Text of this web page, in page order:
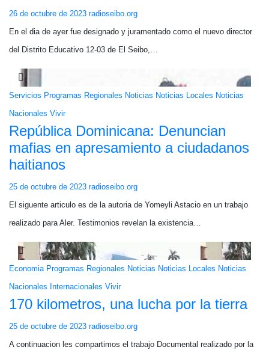
26 de octubre de 2023 radioseibo.org
En el dia de ayer fue designado y juramentado como el nuevo director
del Distrito Educativo 12-03 de El Seibo,…
Servicios Programas Regionales Noticias Noticias Locales Noticias
Nacionales Vivir
República Dominicana: Denuncian
mafias en apresamiento a ciudadanos
haitianos
25 de octubre de 2023 radioseibo.org
El siguente articulo es de la autoria de Yomeyli Astacio en un trabajo
realizado para Aler. Testimonios revelan la existencia…
Economia Programas Regionales Noticias Noticias Locales Noticias
Nacionales Internacionales Vivir
170 kilometros, una lucha por la tierra
25 de octubre de 2023 radioseibo.org
A continuacion les compartimos el trabajo Documental realizado por la